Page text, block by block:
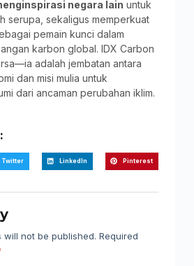
negara lain untuk
serupa, sekaligus memperkuat
pemain kunci dalam
karbon global. IDX Carbon
adalah jembatan antara
dan misi mulia untuk
dari ancaman perubahan iklim.
Twitter LinkedIn Pinterest
will not be published. Required